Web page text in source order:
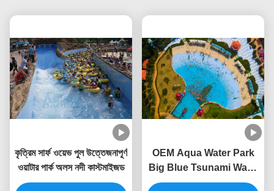
কৃত্রিম সার্ফ ওয়েভ পুল উত্তেজনাপূর্ণ
ওয়াটার পার্ক অলস নদী কাস্টমাইজড
OEM Aqua Water Park
Big Blue Tsunami Wave
Pool Anti UV Steel